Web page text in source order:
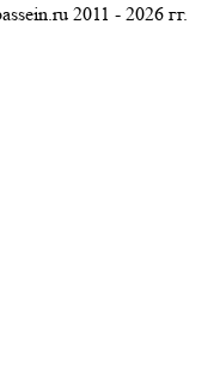
2011 - 2026 гг.